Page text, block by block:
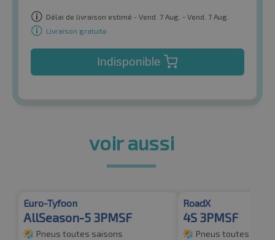
Délai de livraison estimé - Vend. 7 Aug. - Vend. 7 Aug.
Livraison gratuite
Indisponible
voir aussi
Euro-Tyfoon
AllSeason-5 3PMSF
Pneus toutes saisons
RoadX
4S 3PMSF
Pneus toutes